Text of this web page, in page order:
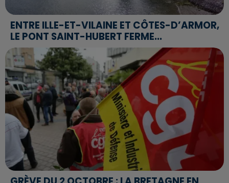
ENTRE ILLE-ET-VILAINE ET CÔTES-D’ARMOR,
LE PONT SAINT-HUBERT FERME...